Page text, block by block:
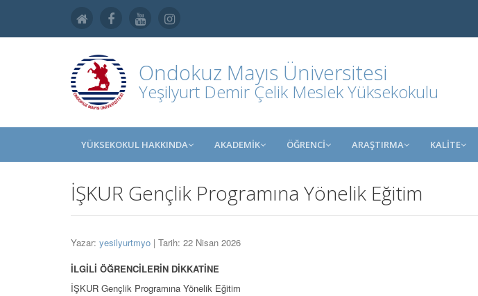
Ondokuz Mayıs Üniversitesi
Yeşilyurt Demir Çelik Meslek Yüksekokulu
YÜKSEKOKUL HAKKINDA AKADEMİK ÖĞRENCİ ARAŞTIRMA KALİTE
İŞKUR Gençlik Programına Yönelik Eğitim
Yazar: yesilyurtmyo | Tarih: 22 Nisan 2026
İLGİLİ ÖĞRENCİLERİN DİKKATİNE
İŞKUR Gençlik Programına Yönelik Eğitim